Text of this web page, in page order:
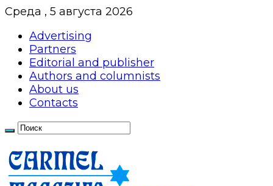
Среда , 5 августа 2026
Advertising
Partners
Editorial and publisher
Authors and columnists
About us
Contacts